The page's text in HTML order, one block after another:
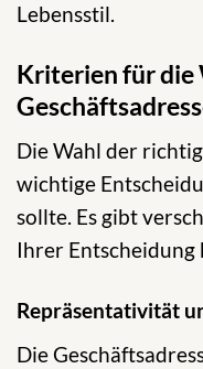
Lebensstil.
Kriterien für die
Die Wahl der
wichtige
sollte. Es gibt
Ihrer
Repräsentativität
Die